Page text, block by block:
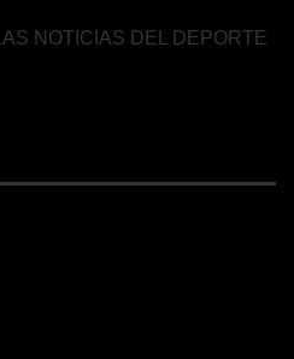
LAS NOTICIAS DEL DEPORTE